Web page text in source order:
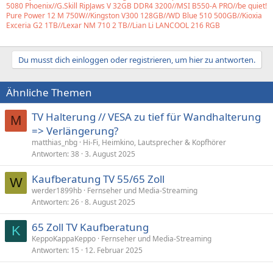
5080 Phoenix//G.Skill RipJaws V 32GB DDR4 3200//MSI B550-A PRO//be quiet!
Pure Power 12 M 750W//Kingston V300 128GB//WD Blue 510 500GB//Kioxia
Exceria G2 1TB//Lexar NM 710 2 TB//Lian Li LANCOOL 216 RGB
Du musst dich einloggen oder registrieren, um hier zu antworten.
Ähnliche Themen
M
TV Halterung // VESA zu tief für Wandhalterung
=> Verlängerung?
matthias_nbg Hi-Fi, Heimkino, Lautsprecher & Kopfhörer
Antworten 38 3. August 2025
W Kaufberatung TV 55/65 Zoll
werder1899hb Fernseher und Media-Streaming
Antworten 26 8. August 2025
K 65 Zoll TV Kaufberatung
KeppoKappaKeppo Fernseher und Media-Streaming
Antworten 15 12. Februar 2025